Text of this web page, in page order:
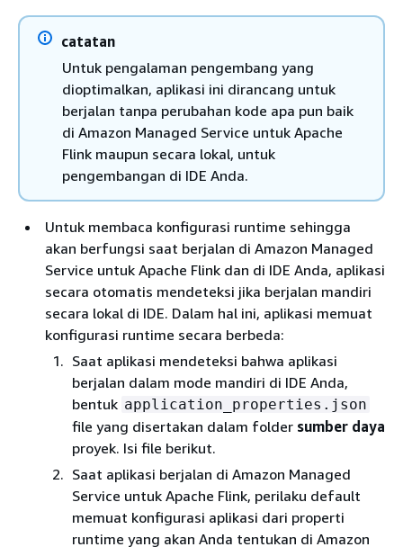
catatan
Untuk pengalaman pengembang yang
dioptimalkan, aplikasi ini dirancang untuk
berjalan tanpa perubahan kode apa pun baik
di Amazon Managed Service untuk Apache
Flink maupun secara lokal, untuk
pengembangan di IDE Anda.
Untuk membaca konfigurasi runtime sehingga
akan berfungsi saat berjalan di Amazon Managed
Service untuk Apache Flink dan di IDE Anda, aplikasi
secara otomatis mendeteksi jika berjalan mandiri
secara lokal di IDE. Dalam hal ini, aplikasi memuat
konfigurasi runtime secara berbeda:
Saat aplikasi mendeteksi bahwa aplikasi
berjalan dalam mode mandiri di IDE Anda,
bentuk application_properties.json
file yang disertakan dalam folder sumber daya
proyek. Isi file berikut.
Saat aplikasi berjalan di Amazon Managed
Service untuk Apache Flink, perilaku default
memuat konfigurasi aplikasi dari properti
runtime yang akan Anda tentukan di Amazon